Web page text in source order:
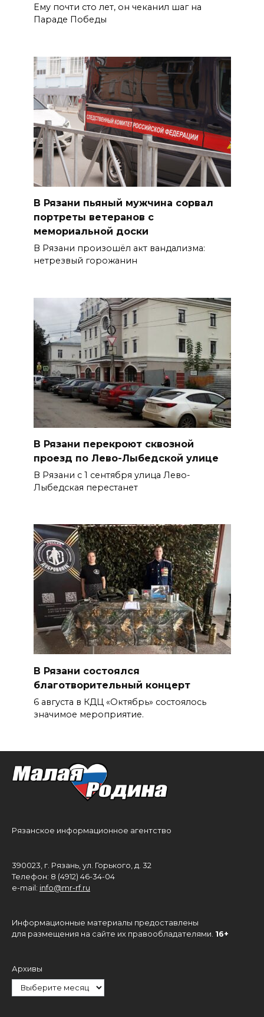
Ему почти сто лет, он чеканил шаг на
Параде Победы
В Рязани пьяный мужчина сорвал
портреты ветеранов с
мемориальной доски
В Рязани произошёл акт вандализма:
нетрезвый горожанин
В Рязани перекроют сквозной
проезд по Лево-Лыбедской улице
В Рязани с 1 сентября улица Лево-
Лыбедская перестанет
В Рязани состоялся
благотворительный концерт
6 августа в КДЦ «Октябрь» состоялось
значимое мероприятие.
Рязанское информационное агентство
390023, г. Рязань, ул. Горького, д. 32
Телефон: 8 (4912) 46-34-04
e-mail: info@mr-rf.ru
Информационные материалы предоставлены
для размещения на сайте их правообладателями. 16+
Архивы